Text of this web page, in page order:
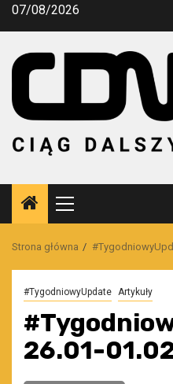
Przejdź
07/08/2026
Menu
główne
Strona główna
#TygodniowyUpdate Artykuły
26.01-